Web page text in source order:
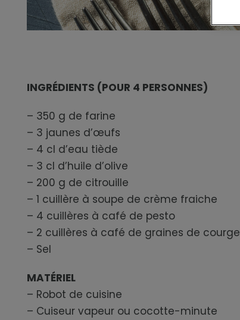
INGRÉDIENTS (POUR 4 PERSONNES)
– 350 g de farine
– 3 jaunes d’œufs
– 4 cl d’eau tiède
– 3 cl d’huile d’olive
– 200 g de citrouille
– 1 cuillère à soupe de crème fraiche
– 4 cuillères à café de pesto
– 2 cuillères à café de graines de courge
– Sel
MATÉRIEL
– Robot de cuisine
– Cuiseur vapeur ou cocotte-minute